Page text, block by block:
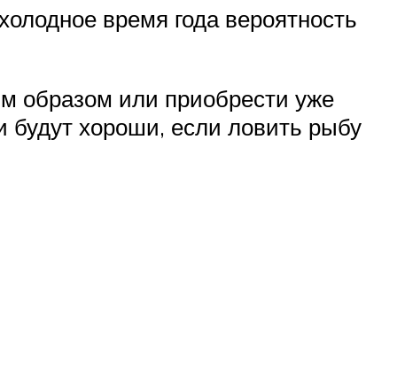
время года вероятность
образом или приобрести уже
хороши, если ловить рыбу